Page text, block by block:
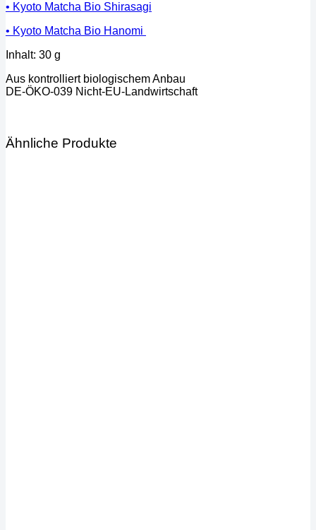
• Kyoto Matcha Bio Shirasagi
• Kyoto Matcha Bio Hanomi
Inhalt: 30 g
Aus kontrolliert biologischem Anbau
DE-ÖKO-039 Nicht-EU-Landwirtschaft
Ähnliche Produkte